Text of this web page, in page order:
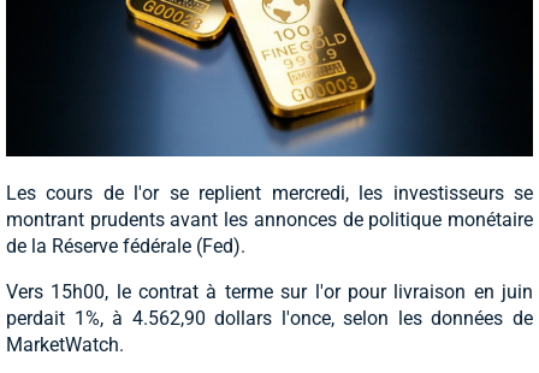
Les cours de l'or se replient mercredi, les investisseurs se
montrant prudents avant les annonces de politique monétaire
de la Réserve fédérale (Fed).
Vers 15h00, le contrat à terme sur l'or pour livraison en juin
perdait 1%, à 4.562,90 dollars l'once, selon les données de
MarketWatch.